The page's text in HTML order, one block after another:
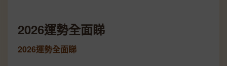
2026運勢全面睇
2026運勢全面睇